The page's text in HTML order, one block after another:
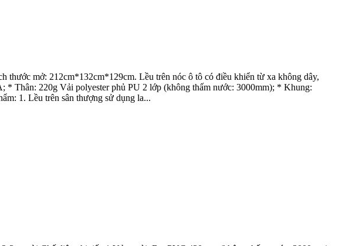
thước mở: 212cm*132cm*129cm. Lều trên nóc ô tô có điều khiển từ xa không dây,
Thân: 220g Vải polyester phủ PU 2 lớp (không thấm nước: 3000mm); * Khung:
1. Lều trên sân thượng sử dụng la...